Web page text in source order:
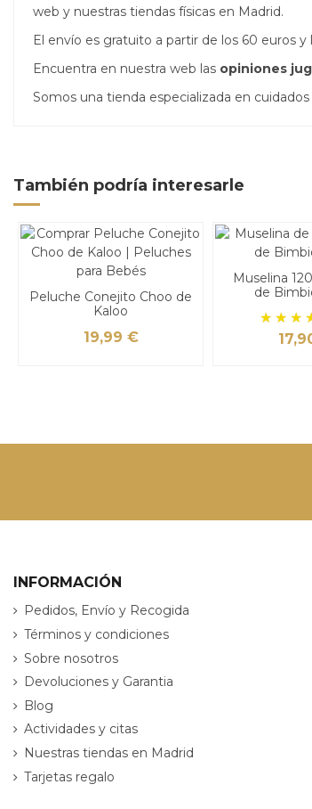
web y nuestras tiendas físicas en Madrid.
El envío es gratuito a partir de los 60 euros
Encuentra en nuestra web las opiniones
Somos una tienda especializada en
También podría interesarle
Peluche Conejito Choo de
Kaloo
19,99 €
Muselina
de
INFORMACIÓN
Pedidos, Envío y Recogida
Términos y condiciones
Sobre nosotros
Devoluciones y Garantia
Blog
Actividades y citas
Nuestras tiendas en Madrid
Tarjetas regalo